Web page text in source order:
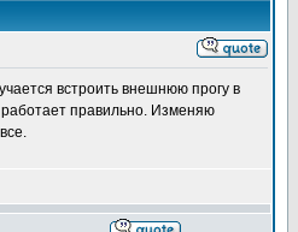
встроить внешнюю прогу в
правильно. Изменяю